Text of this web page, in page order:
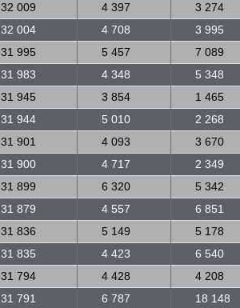
32 009 4 397 3 274
32 004 4 708 3 995
31 995 5 457 7 089
31 983 4 348 5 348
31 945 3 854 1 465
31 944 5 010 2 268
31 901 4 093 3 670
31 900 4 717 2 349
31 899 6 320 5 342
31 879 4 557 6 851
31 836 5 149 5 178
31 835 4 423 6 540
31 794 4 428 4 208
31 791 6 787 18 148